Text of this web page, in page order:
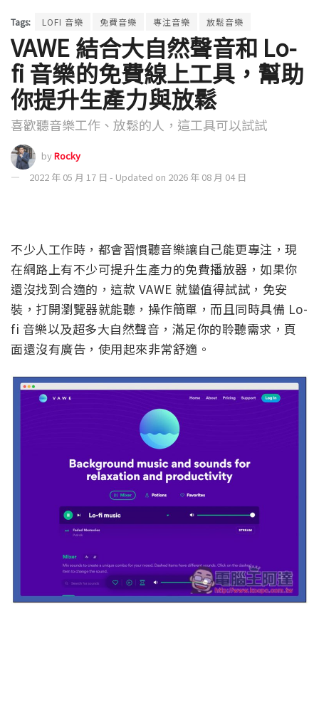
Tags: LOFI 音樂 免費音樂 專注音樂 放鬆音樂
VAWE 結合大自然聲音和 Lo-
fi 音樂的免費線上工具，幫助
你提升生產力與放鬆
喜歡聽音樂工作、放鬆的人，這工具可以試試
byRocky
2022 年 05 月 17 日 - Updated on 2026 年 08 月 04 日
不少人工作時，都會習慣聽音樂讓自己能更專注，現
在網路上有不少可提升生產力的免費播放器，如果你
還沒找到合適的，這款 VAWE 就蠻值得試試，免安
裝，打開瀏覽器就能聽，操作簡單，而且同時具備 Lo-
fi 音樂以及超多大自然聲音，滿足你的聆聽需求，頁
面還沒有廣告，使用起來非常舒適。